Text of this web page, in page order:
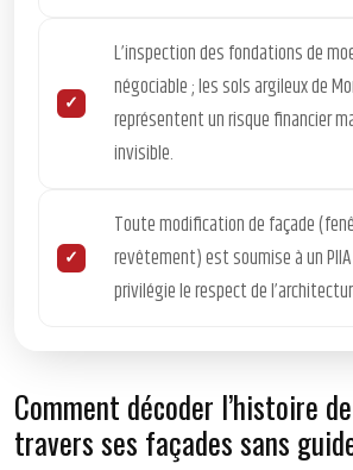
L’inspection des fondations de
négociable ; les sols argileux de
représentent un risque financier
invisible.
Toute modification de façade
revêtement) est soumise à un
privilégie le respect de
Comment décoder l’histoire
travers ses façades sans